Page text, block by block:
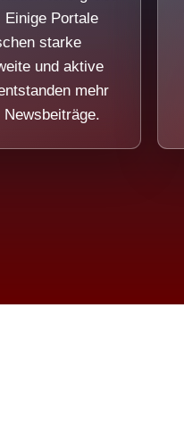
Einige Portale
starke
und aktive
mehr